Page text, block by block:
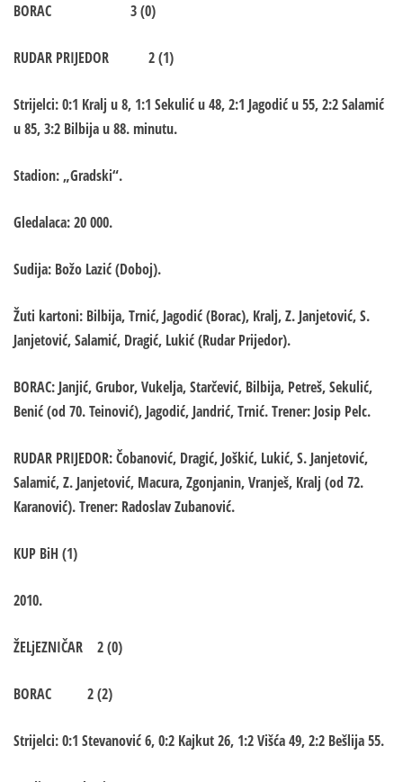
BORAC 3 (0)
RUDAR PRIJEDOR 2 (1)
Strijelci: 0:1 Kralj u 8, 1:1 Sekulić u 48, 2:1 Jagodić u 55, 2:2 Salamić
u 85, 3:2 Bilbija u 88. minutu.
Stadion: „Gradski“.
Gledalaca: 20 000.
Sudija: Božo Lazić (Doboj).
Žuti kartoni: Bilbija, Trnić, Jagodić (Borac), Kralj, Z. Janjetović, S.
Janjetović, Salamić, Dragić, Lukić (Rudar Prijedor).
BORAC: Janjić, Grubor, Vukelja, Starčević, Bilbija, Petreš, Sekulić,
Benić (od 70. Teinović), Jagodić, Jandrić, Trnić. Trener: Josip Pelc.
RUDAR PRIJEDOR: Čobanović, Dragić, Joškić, Lukić, S. Janjetović,
Salamić, Z. Janjetović, Macura, Zgonjanin, Vranješ, Kralj (od 72.
Karanović). Trener: Radoslav Zubanović.
KUP BiH (1)
2010.
ŽELjEZNIČAR 2 (0)
BORAC 2 (2)
Strijelci: 0:1 Stevanović 6, 0:2 Kajkut 26, 1:2 Višća 49, 2:2 Bešlija 55.